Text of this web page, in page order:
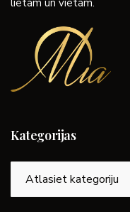
Kategorijas